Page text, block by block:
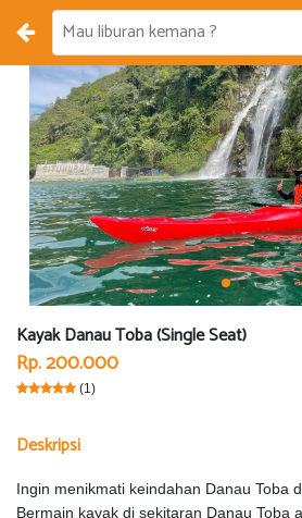
Kayak Danau Toba (Single Seat)
Rp. 200.000
(1)
Deskripsi
Ingin menikmati keindahan Danau Toba
Bermain kayak di sekitaran Danau Toba